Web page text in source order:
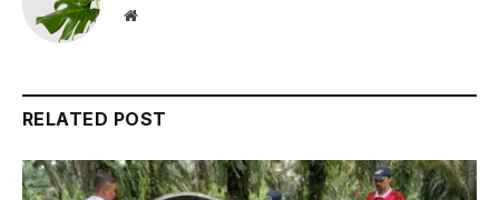
Website
RELATED POST